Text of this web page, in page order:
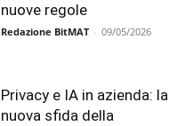
nuove regole
Redazione BitMAT - 09/05/2026
Privacy e IA in azienda: la
nuova sfida della